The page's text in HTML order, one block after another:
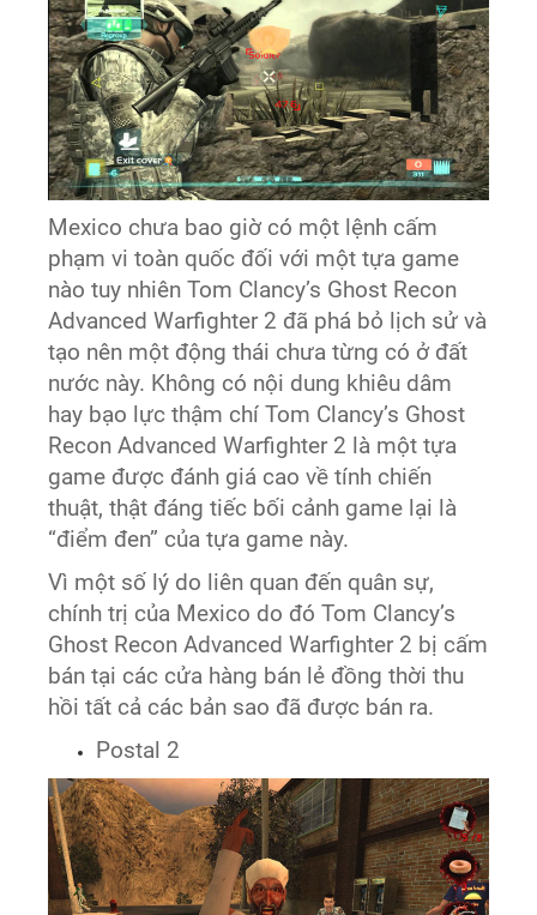
Mexico chưa bao giờ có một lệnh cấm
phạm vi toàn quốc đối với một tựa game
nào tuy nhiên Tom Clancy’s Ghost Recon
Advanced Warfighter 2 đã phá bỏ lịch sử và
tạo nên một động thái chưa từng có ở đất
nước này. Không có nội dung khiêu dâm
hay bạo lực thậm chí Tom Clancy’s Ghost
Recon Advanced Warfighter 2 là một tựa
game được đánh giá cao về tính chiến
thuật, thật đáng tiếc bối cảnh game lại là
“điểm đen” của tựa game này.
Vì một số lý do liên quan đến quân sự,
chính trị của Mexico do đó Tom Clancy’s
Ghost Recon Advanced Warfighter 2 bị cấm
bán tại các cửa hàng bán lẻ đồng thời thu
hồi tất cả các bản sao đã được bán ra.
Postal 2